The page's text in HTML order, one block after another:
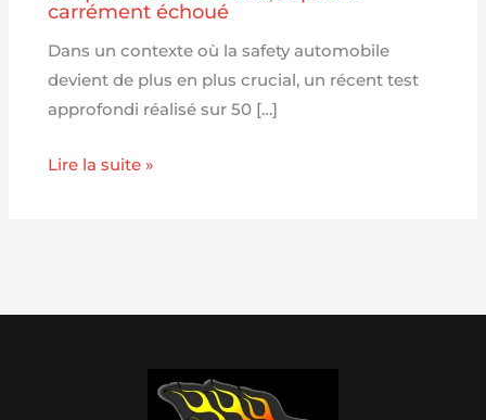
carrément échoué
Dans un contexte où la safety automobile
devient de plus en plus crucial, un récent test
approfondi réalisé sur 50 […]
Lire la suite »